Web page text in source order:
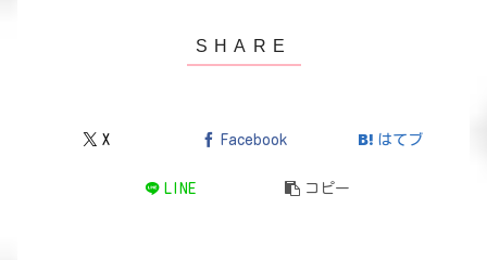
X Facebook はてブ
LINE コピー